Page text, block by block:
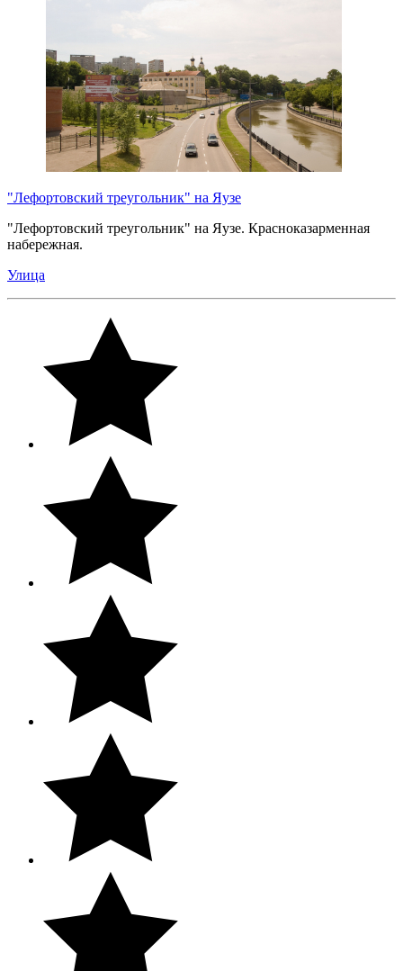
"Лефортовский треугольник" на Яузе
"Лефортовский треугольник" на Яузе. Красноказарменная
набережная.
Улица